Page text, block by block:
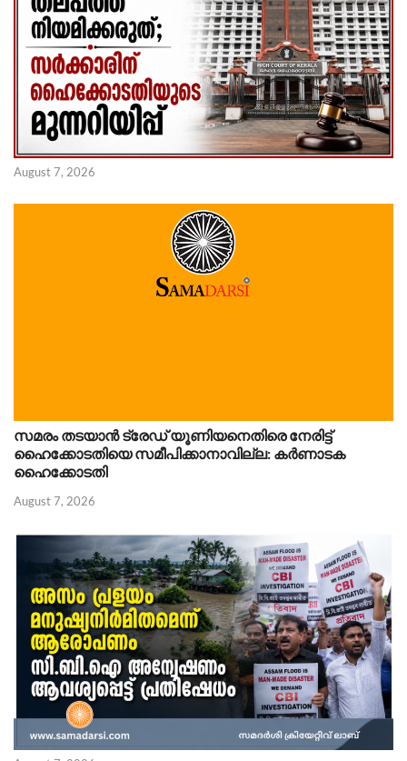
August 7, 2026
സമരം തടയാൻ ട്രേഡ് യൂണിയനെതിരെ നേരിട്ട്
ഹൈക്കോടതിയെ സമീപിക്കാനാവില്ല: കർണാടക
ഹൈക്കോടതി
August 7, 2026